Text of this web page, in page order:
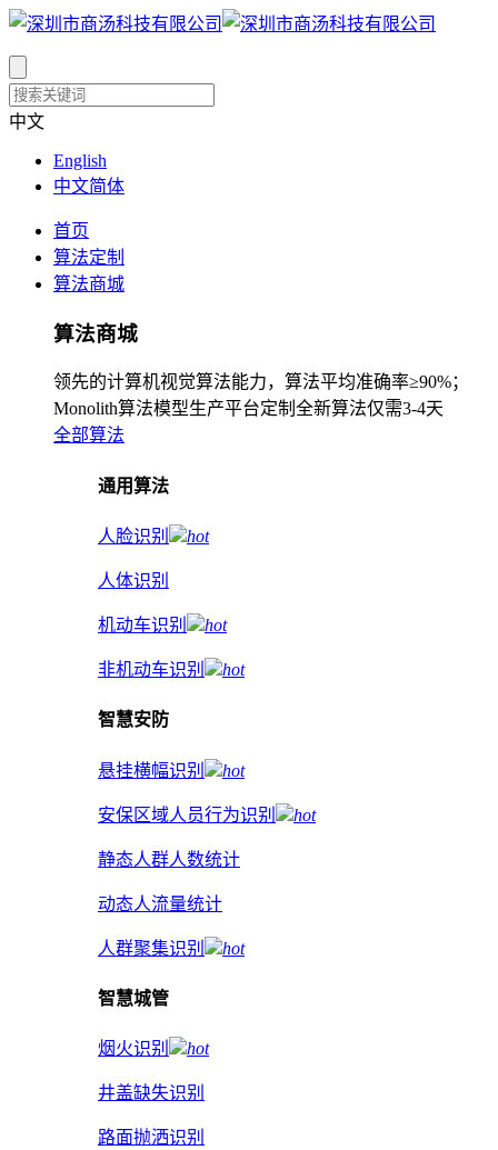
中文
English
中文简体
首页
算法定制
算法商城
算法商城
领先的计算机视觉算法能力，算法平均准确率≥90%；
Monolith算法模型生产平台定制全新算法仅需3-4天
全部算法
通用算法
人脸识别 hot
人体识别
机动车识别 hot
非机动车识别 hot
智慧安防
悬挂横幅识别 hot
安保区域人员行为识别 hot
静态人群人数统计
动态人流量统计
人群聚集识别 hot
智慧城管
烟火识别 hot
井盖缺失识别
路面抛洒识别